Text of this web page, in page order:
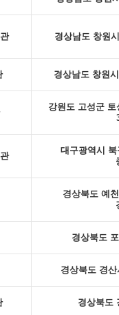
경상남도 창원
경상남도 창원
강원도 고성군
대구광역시
경상북도 예
경상북도
경상북도 경
경상북도